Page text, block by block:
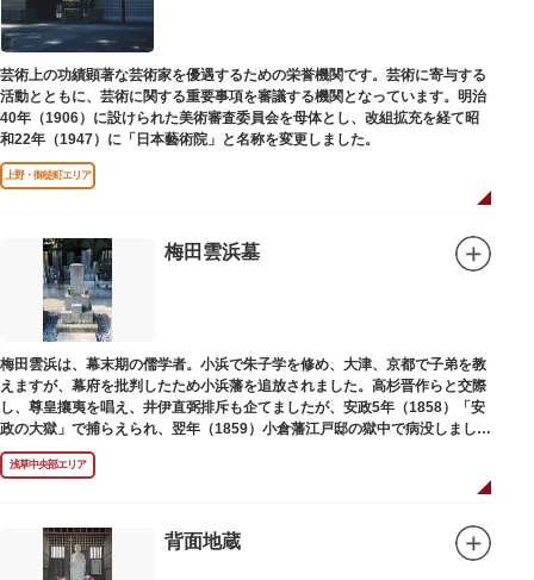
芸術上の功績顕著な芸術家を優遇するための栄誉機関です。芸術に寄与する
活動とともに、芸術に関する重要事項を審議する機関となっています。明治
40年（1906）に設けられた美術審査委員会を母体とし、改組拡充を経て昭
和22年（1947）に「日本藝術院」と名称を変更しました。
上野・御徒町エリア
梅田雲浜墓
梅田雲浜は、幕末期の儒学者。小浜で朱子学を修め、大津、京都で子弟を教
えますが、幕府を批判したため小浜藩を追放されました。高杉晋作らと交際
し、尊皇攘夷を唱え、井伊直弼排斥も企てましたが、安政5年（1858）「安
政の大獄」で捕らえられ、翌年（1859）小倉藩江戸邸の獄中で病没しまし
た。お墓は海禅寺（かいぜんじ）にあります。
浅草中央部エリア
背面地蔵